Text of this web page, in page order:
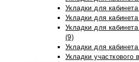
Укладки для
Укладки для
Укладки для
(9)
Укладки для
Укладки участкового